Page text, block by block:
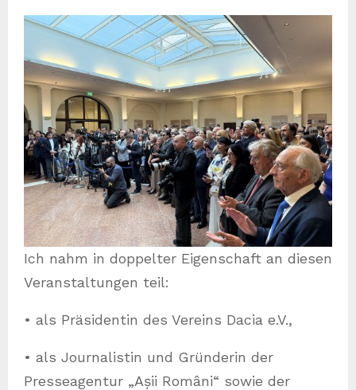
Ich nahm in doppelter Eigenschaft an diesen
Veranstaltungen teil:
• als Präsidentin des Vereins Dacia e.V.,
• als Journalistin und Gründerin der
Presseagentur „Așii Români“ sowie der